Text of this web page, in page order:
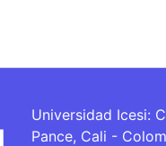
Universidad Icesi:
Pance, Cali -